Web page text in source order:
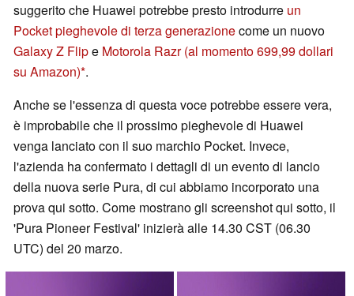
suggerito che Huawei potrebbe presto introdurre un
Pocket pieghevole di terza generazionecome un nuovo
Galaxy Z Flipe Motorola Razr (al momento 699,99 dollari
su Amazon) .
Anche se l'essenza di questa voce potrebbe essere vera,
è improbabile che il prossimo pieghevole di Huawei
venga lanciato con il suo marchio Pocket. Invece,
l'azienda ha confermato i dettagli di un evento di lancio
della nuova serie Pura, di cui abbiamo incorporato una
prova qui sotto. Come mostrano gli screenshot qui sotto, il
'Pura Pioneer Festival' inizierà alle 14.30 CST (06.30
UTC) del 20 marzo.